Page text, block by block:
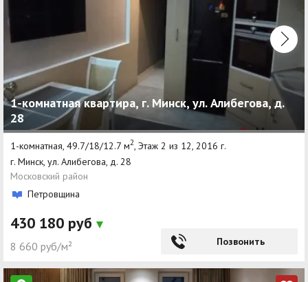
1-комнатная квартира, г. Минск, ул. Алибегова, д.
28
1-комнатная, 49.7/18/12.7 м2 , Этаж 2 из 12, 2016 г.
г. Минск, ул. Алибегова, д. 28
Московский район
Петровщина
430 180 руб
8 660 руб/м² Позвонить